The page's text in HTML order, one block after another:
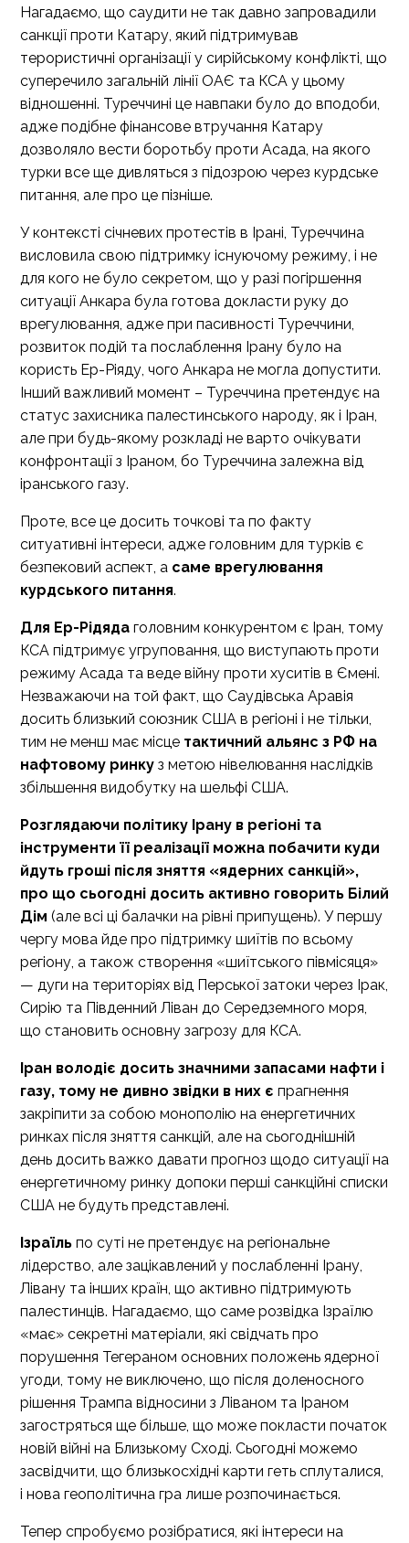
Нагадаємо, що саудити не так давно запровадили
санкції проти Катару, який підтримував
терористичні організації у сирійському конфлікті, що
суперечило загальній лінії ОАЄ та КСА у цьому
відношенні. Туреччині це навпаки було до вподоби,
адже подібне фінансове втручання Катару
дозволяло вести боротьбу проти Асада, на якого
турки все ще дивляться з підозрою через курдське
питання, але про це пізніше.
У контексті січневих протестів в Ірані, Туреччина
висловила свою підтримку існуючому режиму, і не
для кого не було секретом, що у разі погіршення
ситуації Анкара була готова докласти руку до
врегулювання, адже при пасивності Туреччини,
розвиток подій та послаблення Ірану було на
користь Ер-Ріяду, чого Анкара не могла допустити.
Інший важливий момент – Туреччина претендує на
статус захисника палестинського народу, як і Іран,
але при будь-якому розкладі не варто очікувати
конфронтації з Іраном, бо Туреччина залежна від
іранського газу.
Проте, все це досить точкові та по факту
ситуативні інтереси, адже головним для турків є
безпековий аспект, а саме врегулювання
курдського питання.
Для Ер-Рідяда головним конкурентом є Іран, тому
КСА підтримує угруповання, що виступають проти
режиму Асада та веде війну проти хуситів в Ємені.
Незважаючи на той факт, що Саудівська Аравія
досить близький союзник США в регіоні і не тільки,
тим не менш має місце тактичний альянс з РФ на
нафтовому ринку з метою нівелювання наслідків
збільшення видобутку на шельфі США.
Розглядаючи політику Ірану в регіоні та
інструменти її реалізації можна побачити куди
йдуть гроші після зняття «ядерних санкцій»,
про що сьогодні досить активно говорить Білий
Дім (але всі ці балачки на рівні припущень). У першу
чергу мова йде про підтримку шиїтів по всьому
регіону, а також створення «шиїтського півмісяця»
— дуги на територіях від Перської затоки через Ірак,
Сирію та Південний Ліван до Середземного моря,
що становить основну загрозу для КСА.
Іран володіє досить значними запасами нафти і
газу, тому не дивно звідки в них є прагнення
закріпити за собою монополію на енергетичних
ринках після зняття санкцій, але на сьогоднішній
день досить важко давати прогноз щодо ситуації на
енергетичному ринку допоки перші санкційні списки
США не будуть представлені.
Ізраїль по суті не претендує на регіональне
лідерство, але зацікавлений у послабленні Ірану,
Лівану та інших країн, що активно підтримують
палестинців. Нагадаємо, що саме розвідка Ізраїлю
«має» секретні матеріали, які свідчать про
порушення Тегераном основних положень ядерної
угоди, тому не виключено, що після доленосного
рішення Трампа відносини з Ліваном та Іраном
загостряться ще більше, що може покласти початок
новій війні на Близькому Сході. Сьогодні можемо
засвідчити, що близькосхідні карти геть сплуталися,
і нова геополітична гра лише розпочинається.
Тепер спробуємо розібратися, які інтереси на